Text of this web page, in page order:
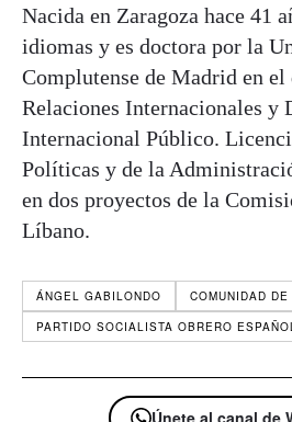
Nacida en Zaragoza hace 41
idiomas y es doctora por la
Complutense de Madrid en el
Relaciones Internacionales y
Internacional Público.
Políticas y de la
en dos proyectos de la
Líbano.
ÁNGEL GABILONDO COMUNIDAD DE
PARTIDO SOCIALISTA OBRERO
Únete al canal de